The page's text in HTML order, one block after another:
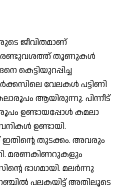
ജീവിതമാണ്
രണ്ടുവശത്ത് തൂണുകള്‍
കെട്ടിയുറപ്പിച്ച
വേലകള്‍ പട്ടിണി
ആയിരുന്നു. പിന്നീട്
ഉണ്ടായപ്പോള്‍ കമലാ
ഉണ്ടായി.
ഇതിന്റെ തുടക്കം. അവരും
മരണകിണറുകളും
ഭാഗമായി. മലര്‍ന്നു
പലകയിട്ട് അതിലൂടെ